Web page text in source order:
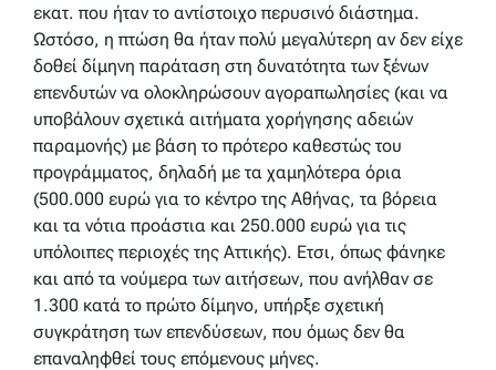
εκατ. που ήταν το αντίστοιχο περυσινό διάστημα.
Ωστόσο, η πτώση θα ήταν πολύ μεγαλύτερη αν δεν είχε
δοθεί δίμηνη παράταση στη δυνατότητα των ξένων
επενδυτών να ολοκληρώσουν αγοραπωλησίες (και να
υποβάλουν σχετικά αιτήματα χορήγησης αδειών
παραμονής) με βάση το πρότερο καθεστώς του
προγράμματος, δηλαδή με τα χαμηλότερα όρια
(500.000 ευρώ για το κέντρο της Αθήνας, τα βόρεια
και τα νότια προάστια και 250.000 ευρώ για τις
υπόλοιπες περιοχές της Αττικής). Ετσι, όπως φάνηκε
και από τα νούμερα των αιτήσεων, που ανήλθαν σε
1.300 κατά το πρώτο δίμηνο, υπήρξε σχετική
συγκράτηση των επενδύσεων, που όμως δεν θα
επαναληφθεί τους επόμενους μήνες.